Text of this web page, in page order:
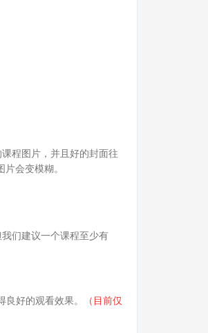
程图片，并且好的封面往
会变模糊。
们建议一个课程至少有
好的观看效果。
（目前仅